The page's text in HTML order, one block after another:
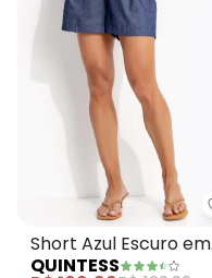
Short Azul Escuro em
Jeans
QUINTESS